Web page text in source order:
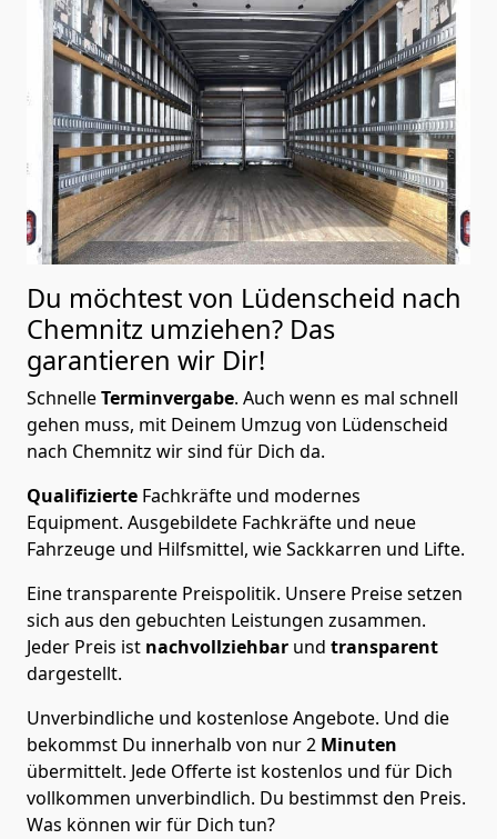
Du möchtest von Lüdenscheid nach
Chemnitz umziehen? Das
garantieren wir Dir!
SchnelleTerminvergabe. Auch wenn es mal schnell
gehen muss, mit Deinem Umzug von Lüdenscheid
nach Chemnitz wir sind für Dich da.
Qualifizierte Fachkräfte und modernes
Equipment. Ausgebildete Fachkräfte und neue
Fahrzeuge und Hilfsmittel, wie Sackkarren und Lifte.
Eine transparente Preispolitik. Unsere Preise setzen
sich aus den gebuchten Leistungen zusammen.
Jeder Preis ist nachvollziehbar und transparent
dargestellt.
Unverbindliche und kostenlose Angebote. Und die
bekommst Du innerhalb von nur2 Minuten
übermittelt. Jede Offerte ist kostenlos und für Dich
vollkommen unverbindlich. Du bestimmst den Preis.
Was können wir für Dich tun?